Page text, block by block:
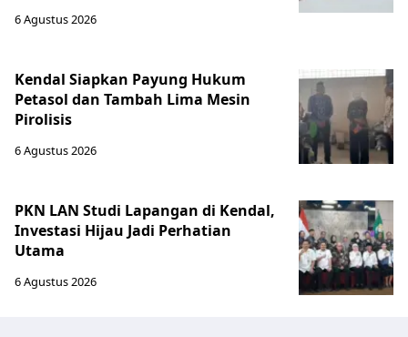
6 Agustus 2026
Kendal Siapkan Payung Hukum
Petasol dan Tambah Lima Mesin
Pirolisis
6 Agustus 2026
PKN LAN Studi Lapangan di Kendal,
Investasi Hijau Jadi Perhatian
Utama
6 Agustus 2026